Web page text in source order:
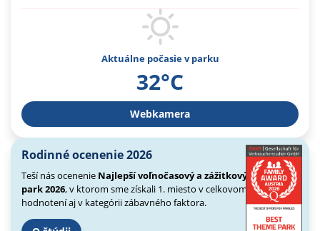
Aktuálne počasie v parku
32°C
Webkamera
Rodinné ocenenie 2026
Teší nás ocenenie Najlepší voľnočasový a zážitkový
park 2026, v ktorom sme získali 1. miesto v celkovom
hodnotení aj v kategórii zábavného faktora.